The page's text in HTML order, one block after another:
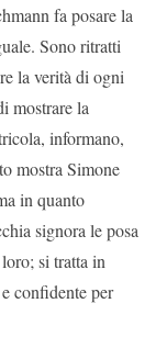
fa posare la
Sono ritratti
la verità di ogni
mostrare la
informano,
mostra Simone
in quanto
signora le posa
si tratta in
confidente per